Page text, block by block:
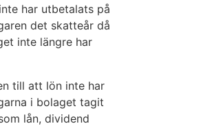
har utbetalats på
det skatteår då
inte längre har
till att lön inte har
i bolaget tagit
lån, dividend